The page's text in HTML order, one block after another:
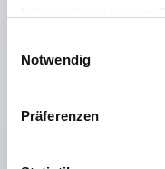
Notwendig
Präferenzen
Vielfältige